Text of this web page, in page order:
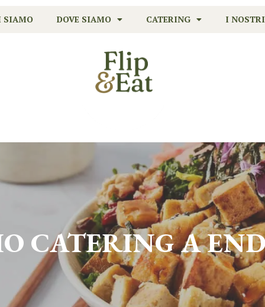
SIAMO DOVE SIAMO CATERING I
CATERING A